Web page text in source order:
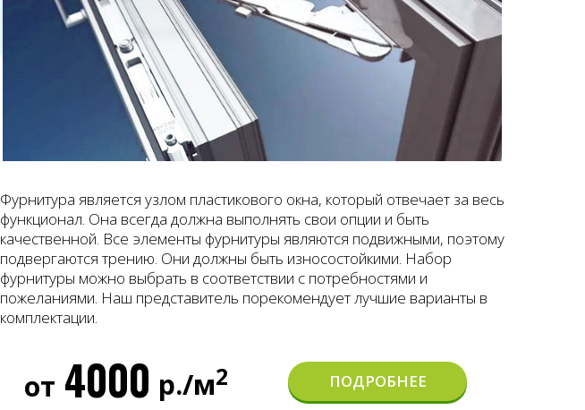
4000 р./м2
от
Фурнитура является узлом пластикового окна, который отвечает за весь
функционал. Она всегда должна выполнять свои опции и быть
качественной. Все элементы фурнитуры являются подвижными, поэтому
подвергаются трению. Они должны быть износостойкими. Набор
фурнитуры можно выбрать в соответствии с потребностями и
пожеланиями. Наш представитель порекомендует лучшие варианты в
комплектации.
ПОДРОБНЕЕ